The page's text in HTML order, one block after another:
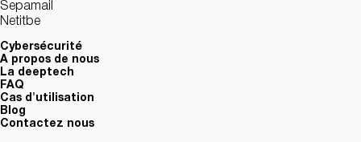
Sepamail
Netitbe
Cybersécurité
A propos de nous
La deeptech
FAQ
Cas d'utilisation
Blog
Contactez nous